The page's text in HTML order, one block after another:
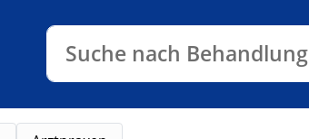
Suche nach Behandlung